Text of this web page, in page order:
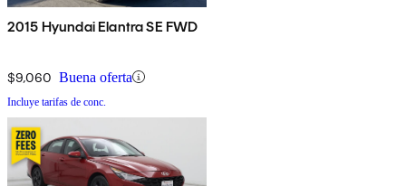
2015 Hyundai Elantra SE FWD
$9,060 Buena oferta
Incluye tarifas de conc.